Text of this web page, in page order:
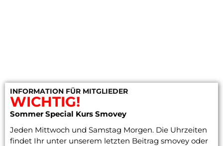
INFORMATION FÜR MITGLIEDER
WICHTIG!
Sommer Special Kurs Smovey
Jeden Mittwoch und Samstag Morgen. Die Uhrzeiten
findet Ihr unter unserem letzten Beitrag smovey oder